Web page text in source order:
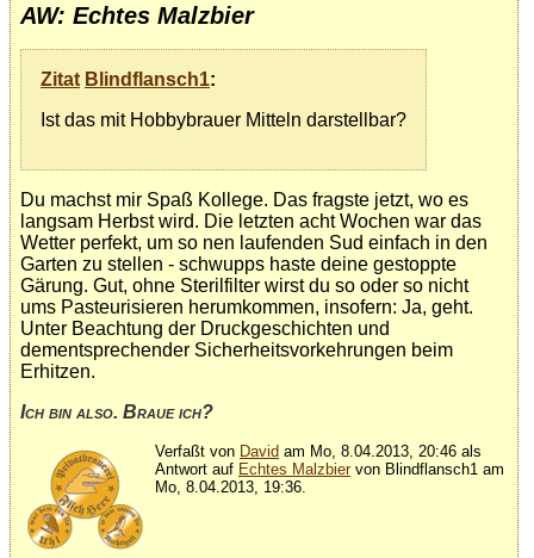
AW: Echtes Malzbier
Zitat Blindflansch1:
Ist das mit Hobbybrauer Mitteln darstellbar?
Du machst mir Spaß Kollege. Das fragste jetzt, wo es
langsam Herbst wird. Die letzten acht Wochen war das
Wetter perfekt, um so nen laufenden Sud einfach in den
Garten zu stellen - schwupps haste deine gestoppte
Gärung. Gut, ohne Sterilfilter wirst du so oder so nicht
ums Pasteurisieren herumkommen, insofern: Ja, geht.
Unter Beachtung der Druckgeschichten und
dementsprechender Sicherheitsvorkehrungen beim
Erhitzen.
Ich bin also. Braue ich?
Verfaßt von David am Mo, 8.04.2013, 20:46 als
Antwort auf Echtes Malzbier von Blindflansch1 am
Mo, 8.04.2013, 19:36.